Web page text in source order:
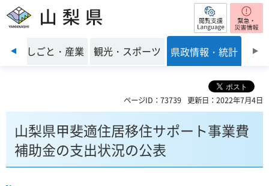
山梨県 閲覧支援
前のスライドを表示
境 しごと・産業 観光・スポーツ 県政情報・統計
ページID：73739 更新日：2022年7月4日
山梨県甲斐適住居移住サポート事業費
補助金の支出状況の公表